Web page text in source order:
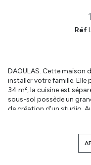
Réf
DAOULAS. Cette maison
installer votre famille. Elle
34 m², la cuisine est
sous-sol possède un
de création d'un studio.
budget travaux.
logement : de 6320 à